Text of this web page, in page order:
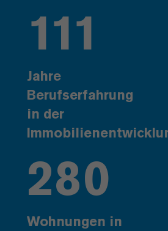
111
Jahre
Berufserfahrung
in der
280
Wohnungen in